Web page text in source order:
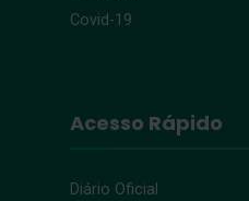
Covid-19
Acesso Rápido
Diário Oficial